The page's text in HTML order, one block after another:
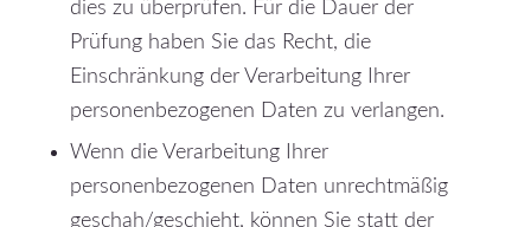
dies zu überprüfen. Für die Dauer der
Prüfung haben Sie das Recht, die
Einschränkung der Verarbeitung Ihrer
personenbezogenen Daten zu verlangen.
Wenn die Verarbeitung Ihrer
personenbezogenen Daten unrechtmäßig
geschah/geschieht, können Sie statt der